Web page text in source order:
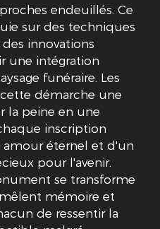
endeuillés. Ce
sur des techniques
innovations
une intégration
funéraire. Les
démarche une
la peine en une
inscription
éternel et d'un
pour l'avenir.
se transforme
mémoire et
de ressentir la